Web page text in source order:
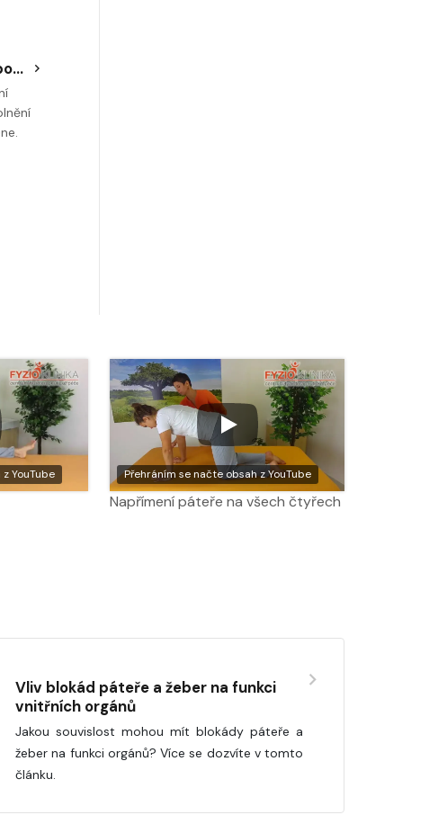
Protažení prsních svalů pomocí dveřních zárubní
YouTube Přehráním se načte obsah z YouTube
Napřímení páteře na všech čtyřech
Vliv blokád páteře a žeber na funkci
vnitřních orgánů
Jakou souvislost mohou mít blokády páteře a
žeber na funkci orgánů? Více se dozvíte v tomto
článku.